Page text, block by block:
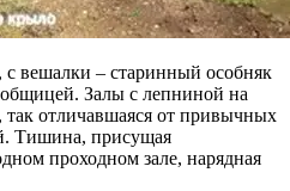
с вешалки – старинный особняк
Залы с лепниной на
так отличавшаяся от привычных
Тишина, присущая
проходном зале, нарядная